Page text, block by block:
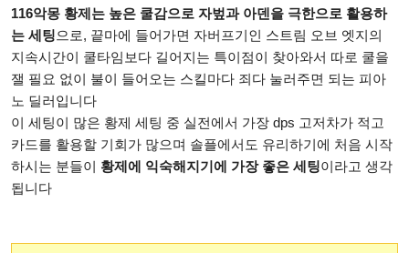
116악몽 황제는 높은 쿨감으로 자벞과 아덴을 극한으로 활용하
는 세팅으로, 끝마에 들어가면 자버프기인 스트림 오브 엣지의
지속시간이 쿨타임보다 길어지는 특이점이 찾아와서 따로 쿨을
잴 필요 없이 불이 들어오는 스킬마다 죄다 눌러주면 되는 피아
노 딜러입니다
이 세팅이 많은 황제 세팅 중 실전에서 가장 dps 고저차가 적고
카드를 활용할 기회가 많으며 솔플에서도 유리하기에 처음 시작
하시는 분들이 황제에 익숙해지기에 가장 좋은 세팅이라고 생각
됩니다